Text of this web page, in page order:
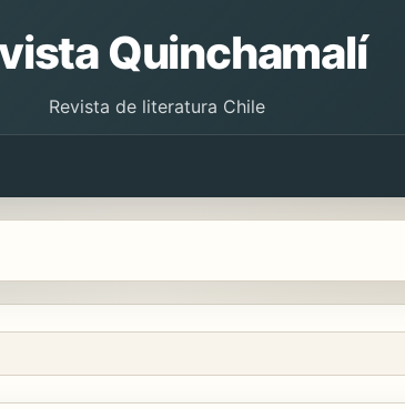
Quinchamalí
Revista de literatura Chile